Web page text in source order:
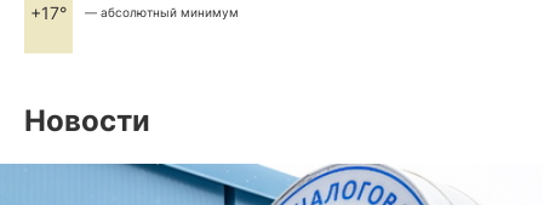
+17° — абсолютный минимум
Новости